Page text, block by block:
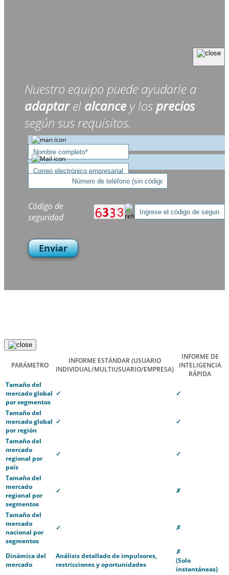
Nuestro equipo puede ayudarle a
adaptarel alcance y losprecios
según sus requisitos.
Código de
seguridad
Enviar
PARÁMETRO
INFORME ESTÁNDAR(USUARIO
INDIVIDUAL/MULTIUSUARIO/EMPRESA)
INFORME DE
INTELIGENCIA
RÁPIDA
Tamaño del
mercado global
por segmentos
✓ ✓
Tamaño del
mercado global
por región
✓ ✓
Tamaño del
mercado
regional por
país
✓ ✓
Tamaño del
mercado
regional por
segmentos
✓ ✗
Tamaño del
mercado
nacional por
segmentos
✓ ✗
Dinámica del
mercado
Análisis detallado de impulsores,
restricciones y oportunidades
✗
(Solo
instantáneas)